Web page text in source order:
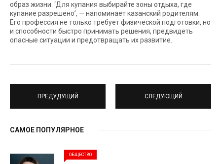
образ жизни. ‘Для купания выбирайте зоны отдыха, где
купание разрешено’, — напоминает казанский родителям.
Его профессия не только требует физической подготовки, но
и способности быстро принимать решения, предвидеть
опасные ситуации и предотвращать их развитие.
ПРЕДУДУЩИЙ СЛЕДУЮЩИЙ
САМОЕ ПОПУЛЯРНОЕ
ОБЩЕСТВО